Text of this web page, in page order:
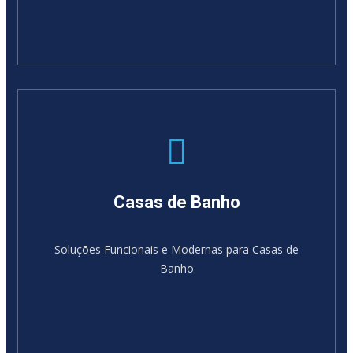
Casas de Banho
Soluções Funcionais e Modernas para Casas de
Banho